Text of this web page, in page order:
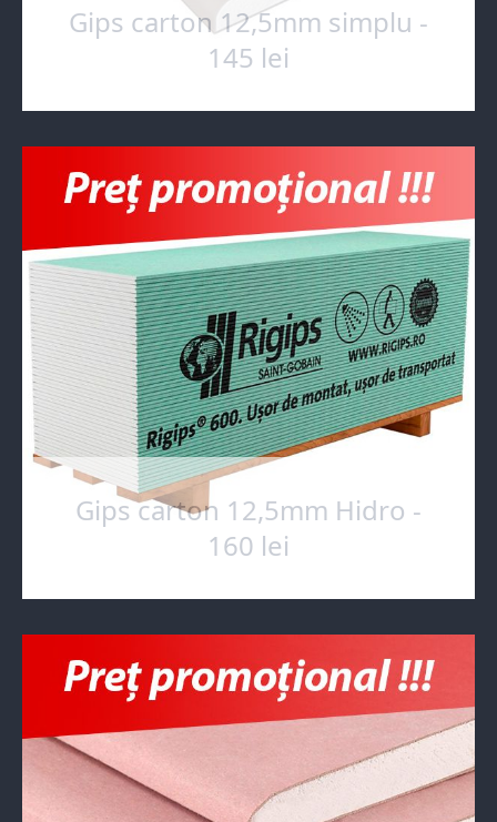
Gips carton 12,5mm simplu -
145 lei
Gips carton 12,5mm Hidro -
160 lei